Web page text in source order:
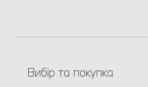
Вибір та покупка